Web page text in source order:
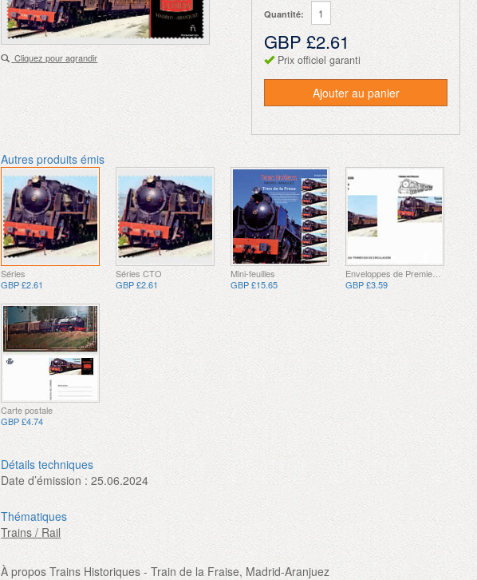
Cliquez pour agrandir
Quantité:
GBP £2.61
Prix officiel garanti
Ajouter au panier
Autres produits émis
Séries
GBP £2.61
Séries CTO
GBP £2.61
Mini-feuilles
GBP £15.65
GBP £3.59
Carte postale
GBP £4.74
Détails techniques
Date d’émission : 25.06.2024
Thématiques
Trains / Rail
À propos Trains Historiques - Train de la Fraise, Madrid-Aranjuez